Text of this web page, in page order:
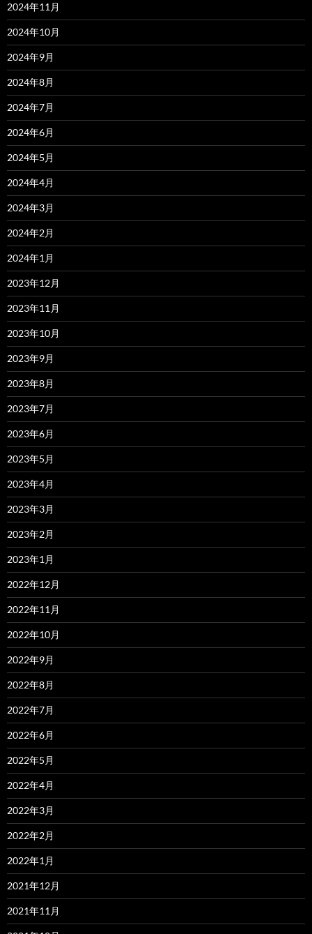
2024年11月
2024年10月
2024年9月
2024年8月
2024年7月
2024年6月
2024年5月
2024年4月
2024年3月
2024年2月
2024年1月
2023年12月
2023年11月
2023年10月
2023年9月
2023年8月
2023年7月
2023年6月
2023年5月
2023年4月
2023年3月
2023年2月
2023年1月
2022年12月
2022年11月
2022年10月
2022年9月
2022年8月
2022年7月
2022年6月
2022年5月
2022年4月
2022年3月
2022年2月
2022年1月
2021年12月
2021年11月